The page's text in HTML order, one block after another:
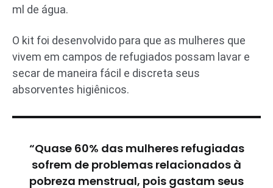
ml de água.
O kit foi desenvolvido para que as mulheres que
vivem em campos de refugiados possam lavar e
secar de maneira fácil e discreta seus
absorventes higiênicos.
“Quase 60% das mulheres refugiadas
sofrem de problemas relacionados à
pobreza menstrual, pois gastam seus